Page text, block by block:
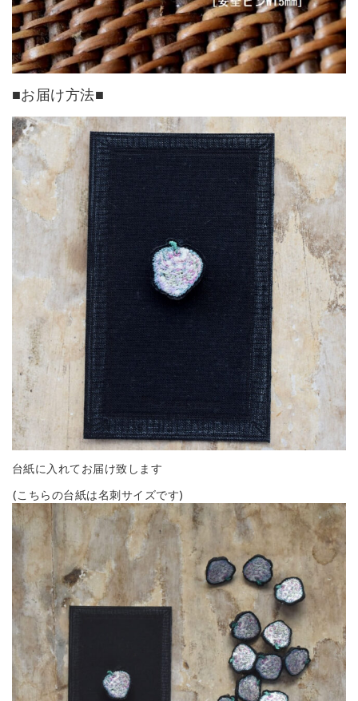
■お届け方法■
台紙に入れてお届け致します
(こちらの台紙は名刺サイズです)